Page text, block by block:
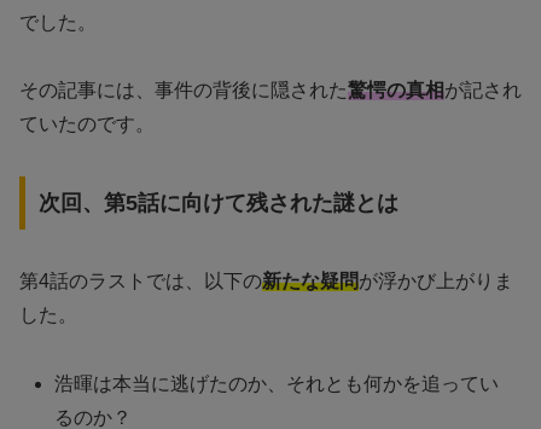
でした。
その記事には、事件の背後に隠された驚愕の真相が記され
ていたのです。
次回、第5話に向けて残された謎とは
第4話のラストでは、以下の新たな疑問が浮かび上がりま
した。
浩暉は本当に逃げたのか、それとも何かを追ってい
るのか？